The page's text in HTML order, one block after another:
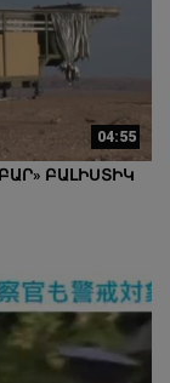
04:55
ԲԱԼԻՍՏԻԿ